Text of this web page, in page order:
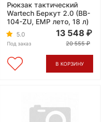
Рюкзак тактический
Wartech Беркут 2.0 (BB-
104-ZU, ЕМР лето, 18 л)
5.0
Под заказ
13 548
20 555
В КОРЗИНУ